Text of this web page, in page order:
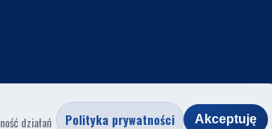
działań Polityka prywatności Akceptuję